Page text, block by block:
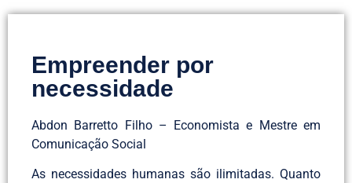
Empreender por
necessidade
Abdon Barretto Filho – Economista e Mestre em
Comunicação Social
As necessidades humanas são ilimitadas. Quanto